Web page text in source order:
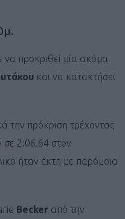
προκριθεί μία ακόμα
και να κατακτήσει
την πρόκριση τρέχοντας
2:06.64 στον
ήταν έκτη με παρόμοια
Becker από την